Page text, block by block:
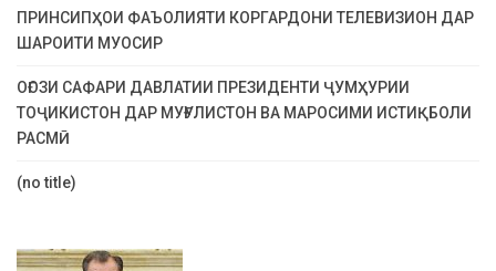
ПРИНСИПҲОИ ФАЪОЛИЯТИ КОРГАРДОНИ ТЕЛЕВИЗИОН ДАР
ШАРОИТИ МУОСИР
ОҒОЗИ САФАРИ ДАВЛАТИИ ПРЕЗИДЕНТИ ҶУМҲУРИИ
ТОҶИКИСТОН ДАР МУҒУЛИСТОН ВА МАРОСИМИ ИСТИҚБОЛИ
РАСМӢ
(no title)